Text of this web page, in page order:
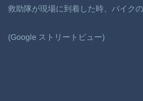
救助隊が現場に到着した時、バイク
(Google ストリートビュー)